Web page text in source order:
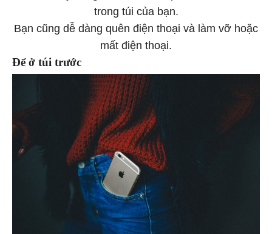
trong túi của bạn.
Bạn cũng dễ dàng quên điện thoại và làm vỡ hoặc
mất điện thoại.
Để ở túi trước